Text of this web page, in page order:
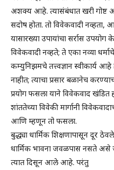
अशक्य आहे. त्यासंबंधात खरी गोष्ट
सदोष होता. तो विवेकवादी
यासारख्या उपायांचा सर्रास
विवेकवादी नव्हते; ते एका नव्या
कम्युनिझमचे तत्त्वज्ञान स्वीकार्य
नाहीत; त्याचा प्रसार बळानेच
प्रयोग फसला याने विवेकवाद खंडित
शांततेच्या विवेकी मार्गानी
आणि म्हणून तो फसला.
बुद्ध्या धार्मिक शिक्षणापासून दूर
धार्मिक भावना जवळपास नसते
त्यात दिसून आले आहे. परंतु